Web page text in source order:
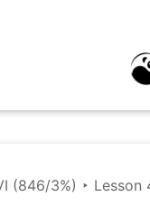
(846/3%) ‣ Lesson